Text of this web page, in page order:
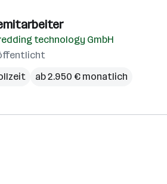
technology GmbH
ab 2.950 € monatlich